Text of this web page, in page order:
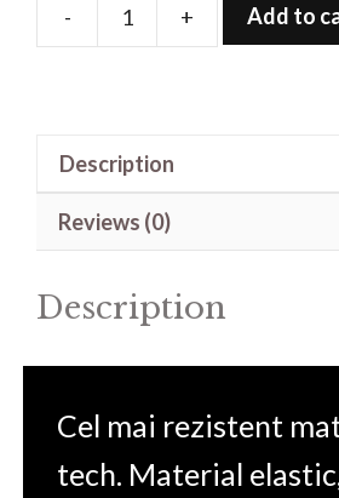
-
Folie
+ Add to
Description
Reviews (0)
Description
Cel mai rezistent
tech. Material